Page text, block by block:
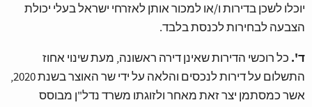
יוכלו לשכן בדירות ו/או למכור אותן לאזרחי ישראל בעלי יכולת
הצבעה לבחירות לכנסת בלבד.
ד'. כל רוכשי הדירות שאינן דירה ראשונה, מעת שינוי אחוז
התשלום על דירות לנכסים והלאה על ידי שר האוצר בשנת 2020,
אשר כמסתמן יצר זאת מאחר ולזוגתו משרד נדל"ן מבוסס